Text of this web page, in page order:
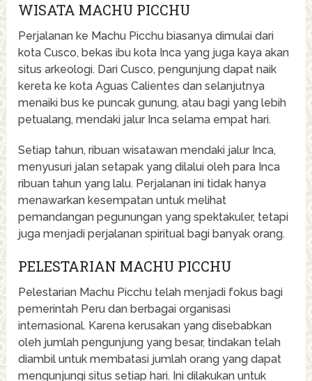
WISATA MACHU PICCHU
Perjalanan ke Machu Picchu biasanya dimulai dari
kota Cusco, bekas ibu kota Inca yang juga kaya akan
situs arkeologi. Dari Cusco, pengunjung dapat naik
kereta ke kota Aguas Calientes dan selanjutnya
menaiki bus ke puncak gunung, atau bagi yang lebih
petualang, mendaki jalur Inca selama empat hari.
Setiap tahun, ribuan wisatawan mendaki jalur Inca,
menyusuri jalan setapak yang dilalui oleh para Inca
ribuan tahun yang lalu. Perjalanan ini tidak hanya
menawarkan kesempatan untuk melihat
pemandangan pegunungan yang spektakuler, tetapi
juga menjadi perjalanan spiritual bagi banyak orang.
PELESTARIAN MACHU PICCHU
Pelestarian Machu Picchu telah menjadi fokus bagi
pemerintah Peru dan berbagai organisasi
internasional. Karena kerusakan yang disebabkan
oleh jumlah pengunjung yang besar, tindakan telah
diambil untuk membatasi jumlah orang yang dapat
mengunjungi situs setiap hari. Ini dilakukan untuk